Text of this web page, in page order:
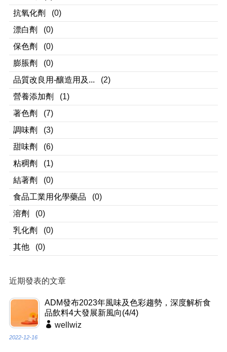
抗氧化劑
(0)
漂白劑
(0)
保色劑
(0)
膨脹劑
(0)
品質改良用-釀造用及...
(2)
營養添加劑
(1)
著色劑
(7)
調味劑
(3)
甜味劑
(6)
粘稠劑
(1)
結著劑
(0)
食品工業用化學藥品
(0)
溶劑
(0)
乳化劑
(0)
其他
(0)
近期發表的文章
ADM發布2023年風味及色彩趨勢，深度解析食
品飲料4大發展新風向(4/4)
wellwiz
2022-12-16